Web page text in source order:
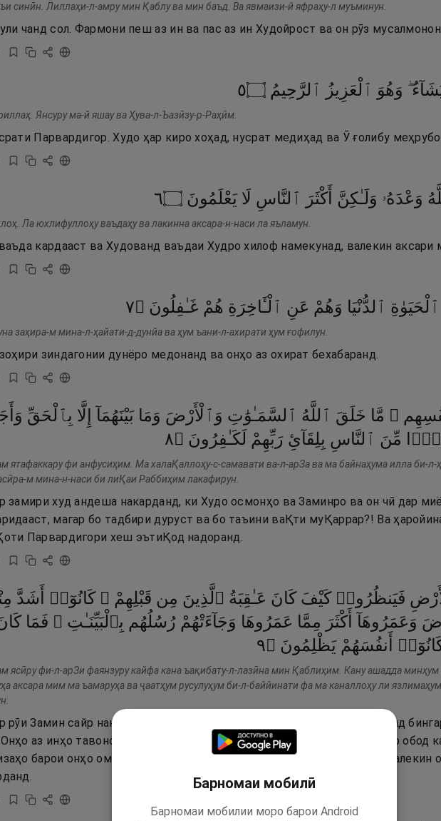
синӣн. Лиллаҳи-л-амру мин Қаблу ва мин баъд. Ва явмаизи-й яфраҳу-л муъминун.
чанд сол. Фармони пеш аз ин ва пас аз ин Худойрост ва он рӯз
وَهُوَ ٱلْعَزِيزُ ٱلرَّحِيمُ ۝٥
Янсуру ма-й яшау ва Ҳува-л-Ъазӣзу-р-Раҳӣм.
Парвардигор. Худо ҳар киро хоҳад, нусрат медиҳад ва Ӯ ғолибу
وَعْدَهُۥ وَلَـٰكِنَّ أَكْثَرَ ٱلنَّاسِ لَا يَعْلَمُونَ ۝٦
Ла юхлифуллоҳу ваъдаҳу ва лакинна аксара-н-наси ла яъламун.
кардааст ва Худованд ваъдаи Худро хилоф намекунад, валекин
ٱلْحَيَوٰةِ ٱلدُّنْيَا وَهُمْ عَنِ ٱلْـَٔاخِرَةِ هُمْ غَـٰفِلُونَ ۝٧
заҳира-м мина-л-ҳайати-д-дунйа ва ҳум ъани-л-ахирати ҳум ғофилун.
зиндагонии дунёро медонанд ва онҳо аз охират бехабаранд.
مَّا خَلَقَ ٱللَّهُ ٱلسَّمَـٰوَٰتِ وَٱلْأَرْضَ وَمَا بَيْنَهُمَآ إِلَّا بِٱلْحَقِّ
مِّنَ ٱلنَّاسِ بِلِقَآئِ رَبِّهِمْ لَكَـٰفِرُونَ ۝٨
ятафаккару фи анфусиҳим. Ма халаҚаллоҳу-с-самавати ва-л-арЗа ва ма байнаҳума илла би-
м мина-н-наси би лиҚаи Раббиҳим лакафирун.
замири худ андеша накарданд, ки Худо осмонҳо ва Заминро ва он чӣ дар
магар бо тадбири дуруст ва бо таъини ваҚти муҚаррар?! Ва
Парвардигори хеш эътиҚод надоранд.
فَيَنظُرُوا۟ كَيْفَ كَانَ عَـٰقِبَةُ ٱلَّذِينَ مِن قَبْلِهِمْ ۚ كَانُوٓا۟ أَشَدَّ
وَعَمَرُوهَآ أَكْثَرَ مِمَّا عَمَرُوهَا وَجَآءَتْهُمْ رُسُلُهُم بِٱلْبَيِّنَـٰتِ ۖ فَمَا
أَنفُسَهُمْ يَظْلِمُونَ ۝٩
ясӣру фи-л-арЗи фаянзуру кайфа кана ъақибату-л-лазӣна мин Қаблиҳим. Кану ашадда минҳум
аксара мим ма ъамаруҳа ва ҷаатҳум русулуҳум би-л-баййинати фа ма каналлоҳу ли
рӯи Замин сайр накарданд, то оқибати ононеро, ки пеш аз онҳо буданд
аз инҳо тавонотар буданд ва Заминро биронданд ва онро бештар обод
барои онҳо омаданд, пас, набуд, ки Худо бар онҳо ситам кунад, валекин
Барномаи мобилӣ
Барномаи мобилии моро барои Android